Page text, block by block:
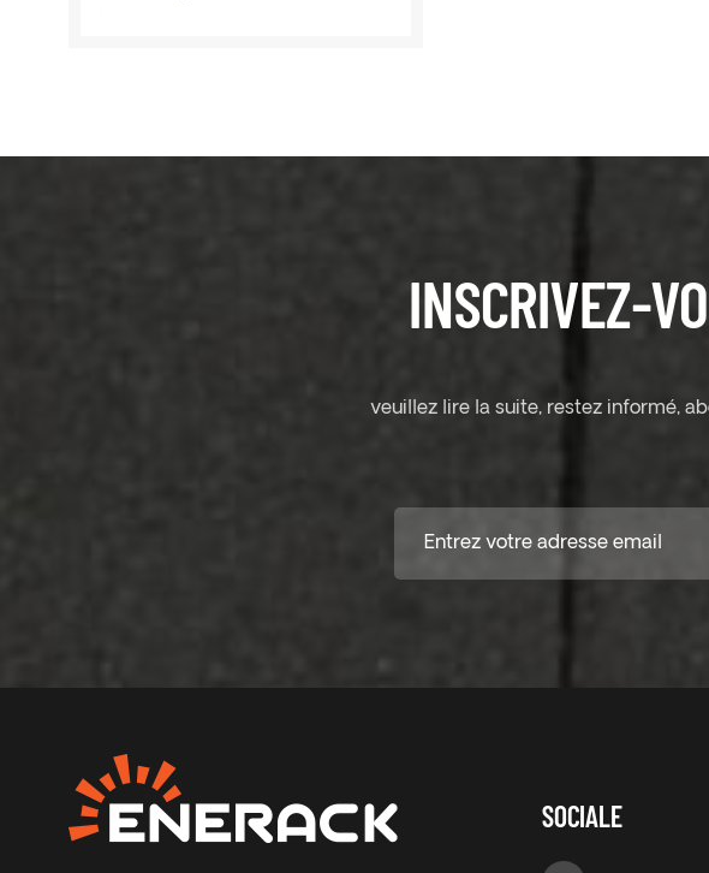
INSCRIVEZ-
veuillez lire la suite, restez informé,
SOCIALE